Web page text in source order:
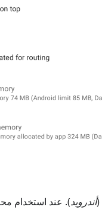
(أندرويد